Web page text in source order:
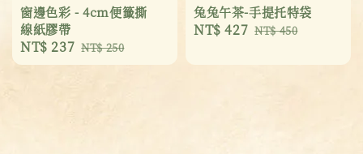
窗邊色彩 - 4cm便籤撕
線紙膠帶
Sale
price
NT$ 237 Regular
price
NT$ 250
兔兔午茶-手提托特袋
Sale
NT$ 427 Regular
NT$ 450